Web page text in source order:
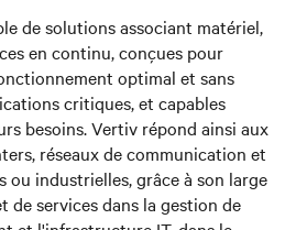
de solutions associant matériel,
en continu, conçues pour
optimal et sans
critiques, et capables
besoins. Vertiv répond ainsi aux
réseaux de communication et
ou industrielles, grâce à son large
de services dans la gestion de